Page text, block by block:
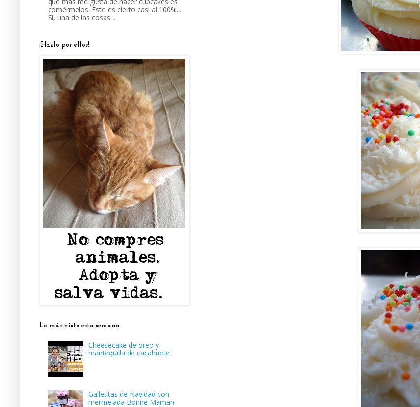
que más me gusta de hacer cupcakes es
comérmelos. Esto es cierto casi al 100%...
Sí, una de las cosas ...
¡Hazlo por ellos!
Lo más visto esta semana
Cheesecake de oreo y
mantequilla de cacahuete
Galletitas de Navidad con
mermelada Bonne Maman